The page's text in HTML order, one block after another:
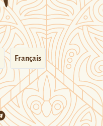
Français